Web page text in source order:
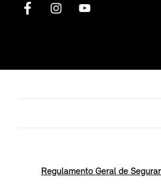
Regulamento Geral de